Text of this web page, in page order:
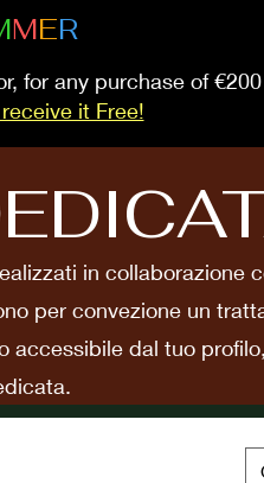
MER
for any purchase of
it Free!
in collaborazione
per convezione un
accessibile dal tuo